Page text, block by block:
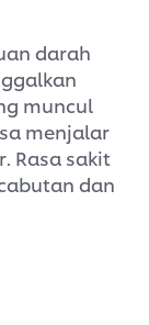
darah
muncul
menjalar
Rasa sakit
dan